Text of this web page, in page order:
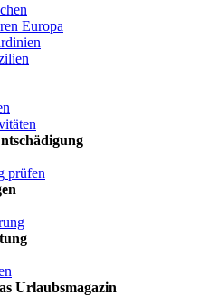
Europa
prüfen
Urlaubsmagazin